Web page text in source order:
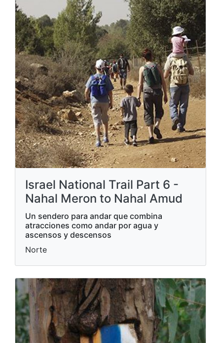
Israel National Trail Part 6 -
Nahal Meron to Nahal Amud
Un sendero para andar que combina
atracciones como andar por agua y
ascensos y descensos
Norte